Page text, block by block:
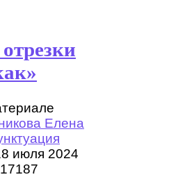
Елена
июля 2024